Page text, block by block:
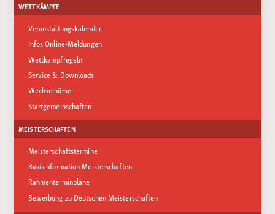
WETTKÄMPFE
Veranstaltungskalender
Infos Online-Meldungen
Wettkampfregeln
Service & Downloads
Wechselbörse
Startgemeinschaften
MEISTERSCHAFTEN
Meisterschaftstermine
Basisinformation Meisterschaften
Rahmenterminpläne
Bewerbung zu Deutschen Meisterschaften